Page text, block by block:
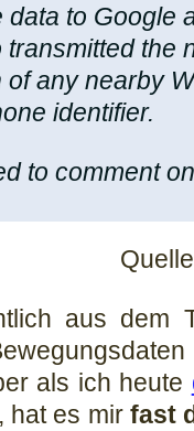
data to Google
transmitted the
of any nearby
identifier.
to comment
aus dem
als ich heute
hat es mir fast